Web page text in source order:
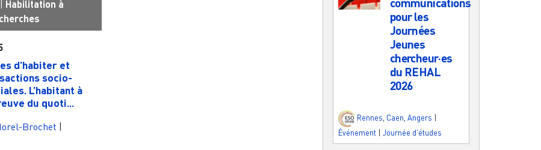
| Habilitation à
d’habiter et
socio-
L’habitant à
du quoti...
Brochet |
pour les
Journées
Jeunes
chercheur·es
du REHAL
2026
Rennes, Caen, Angers
Événement
Journée d'études